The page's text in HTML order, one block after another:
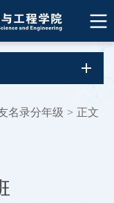
名录分年级 > 正文